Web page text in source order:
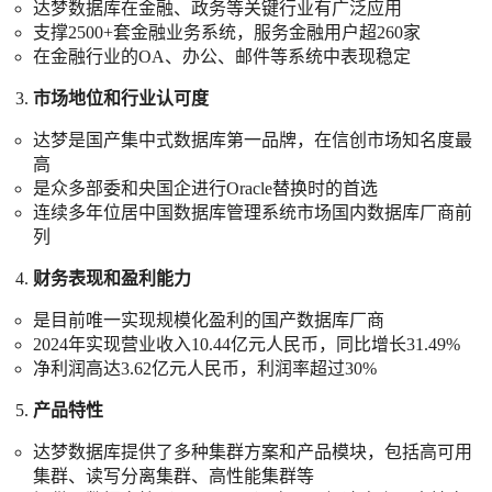
达梦数据库在金融、政务等关键行业有广泛应用
支撑2500+套金融业务系统，服务金融用户超260家
在金融行业的OA、办公、邮件等系统中表现稳定
市场地位和行业认可度
达梦是国产集中式数据库第一品牌，在信创市场知名度最
高
是众多部委和央国企进行Oracle替换时的首选
连续多年位居中国数据库管理系统市场国内数据库厂商前
列
财务表现和盈利能力
是目前唯一实现规模化盈利的国产数据库厂商
2024年实现营业收入10.44亿元人民币，同比增长31.49%
净利润高达3.62亿元人民币，利润率超过30%
产品特性
达梦数据库提供了多种集群方案和产品模块，包括高可用
集群、读写分离集群、高性能集群等